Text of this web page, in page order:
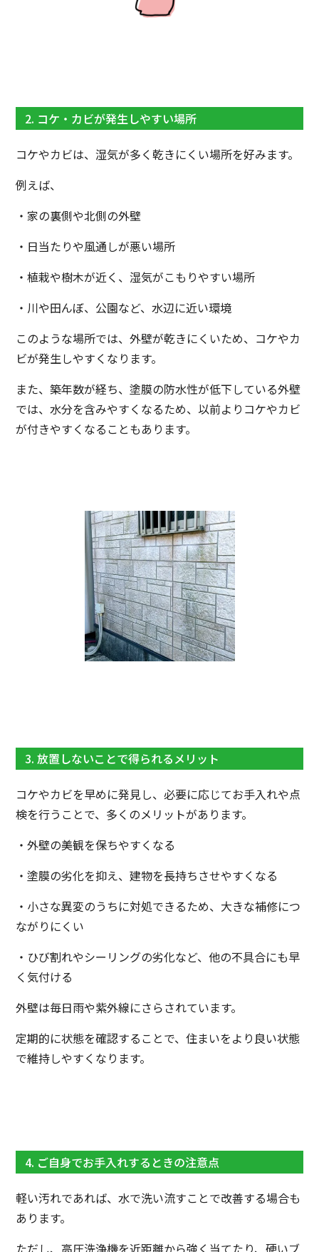
2. コケ・カビが発生しやすい場所
コケやカビは、湿気が多く乾きにくい場所を好みます。
例えば、
・家の裏側や北側の外壁
・日当たりや風通しが悪い場所
・植栽や樹木が近く、湿気がこもりやすい場所
・川や田んぼ、公園など、水辺に近い環境
このような場所では、外壁が乾きにくいため、コケやカ
ビが発生しやすくなります。
また、築年数が経ち、塗膜の防水性が低下している外壁
では、水分を含みやすくなるため、以前よりコケやカビ
が付きやすくなることもあります。
3. 放置しないことで得られるメリット
コケやカビを早めに発見し、必要に応じてお手入れや点
検を行うことで、多くのメリットがあります。
・外壁の美観を保ちやすくなる
・塗膜の劣化を抑え、建物を長持ちさせやすくなる
・小さな異変のうちに対処できるため、大きな補修につ
ながりにくい
・ひび割れやシーリングの劣化など、他の不具合にも早
く気付ける
外壁は毎日雨や紫外線にさらされています。
定期的に状態を確認することで、住まいをより良い状態
で維持しやすくなります。
4. ご自身でお手入れするときの注意点
軽い汚れであれば、水で洗い流すことで改善する場合も
あります。
ただし、高圧洗浄機を近距離から強く当てたり、硬いブ